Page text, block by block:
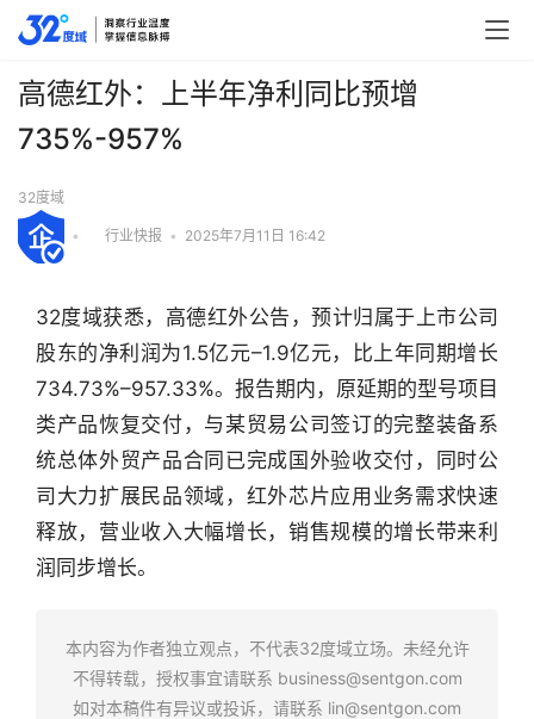
行
业
快
高德红外：上半年净利同比预增
735%-957%
32度域
• 行业快报 • 2025年7月11日 16:42
32度域获悉，高德红外公告，预计归属于上市公司
股东的净利润为1.5亿元–1.9亿元，比上年同期增长
734.73%–957.33%。报告期内，原延期的型号项目
类产品恢复交付，与某贸易公司签订的完整装备系
统总体外贸产品合同已完成国外验收交付，同时公
司大力扩展民品领域，红外芯片应用业务需求快速
释放，营业收入大幅增长，销售规模的增长带来利
润同步增长。
本内容为作者独立观点，不代表32度域立场。未经允许
不得转载，授权事宜请联系 business@sentgon.com
如对本稿件有异议或投诉，请联系 lin@sentgon.com